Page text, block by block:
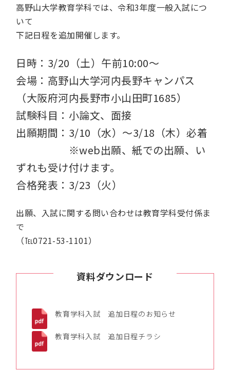
高野山大学教育学科では、令和3年度一般入試につ
いて
下記日程を追加開催します。
日時：3/20（土）午前10:00～
会場：高野山大学河内長野キャンパス
（大阪府河内長野市小山田町1685）
試験科目：小論文、面接
出願期間：3/10（水）～3/18（木）必着
※web出願、紙での出願、い
ずれも受け付けます。
合格発表：3/23（火）
出願、入試に関する問い合わせは教育学科受付係ま
で
（℡0721-53-1101）
資料ダウンロード
教育学科入試 追加日程のお知らせ
教育学科入試 追加日程チラシ